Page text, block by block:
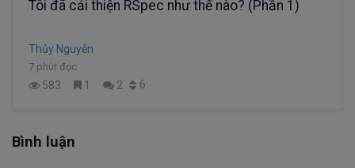
Tôi đã cải thiện RSpec như thế nào? (Phần 1)
Thủy Nguyễn
7 phút đọc
583 1 2 6
Bình luận